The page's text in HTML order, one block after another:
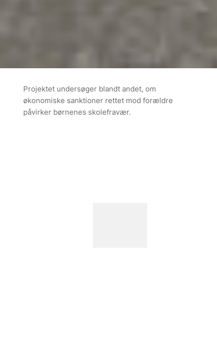
Projektet undersøger blandt andet, om
økonomiske sanktioner rettet mod forældre
påvirker børnenes skolefravær.